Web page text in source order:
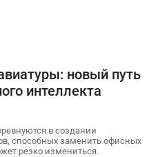
новый путь
интеллекта
в создании
способных заменить офисных
резко измениться.